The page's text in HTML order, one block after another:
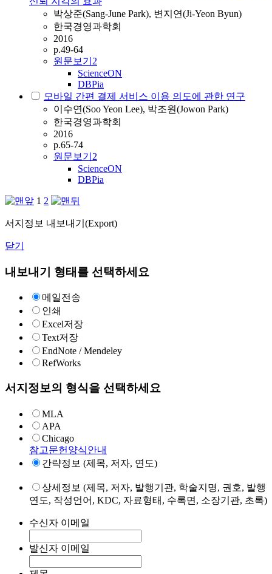
박상준(Sang-June Park), 변지연(Ji-Yeon Byun)
한국경영과학회
2016
p.49-64
원문보기 2
ScienceON
DBPia
모바일 간편 결제 서비스 이용 의도에 관한 연구
이수연(Soo Yeon Lee), 박조원(Jowon Park)
한국경영과학회
2016
p.65-74
원문보기 2
ScienceON
DBPia
1 2
서지정보 내보내기(Export)
닫기
내보내기 형태를 선택하세요
메일전송
인쇄
Excel저장
Text저장
EndNote / Mendeley
RefWorks
서지정보의 형식을 선택하세요
MLA
APA
Chicago
참고문헌양식안내
간략정보 (제목, 저자, 연도)
상세정보 (제목, 저자, 발행기관, 학술지명, 권호, 발행
연도, 작성언어, KDC, 자료형태, 수록면, 소장기관, 초록)
수신자 이메일
발신자 이메일